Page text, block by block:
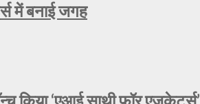
में बनाई जगह